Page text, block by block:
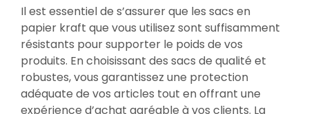
Il est essentiel de s’assurer que les sacs en
papier kraft que vous utilisez sont suffisamment
résistants pour supporter le poids de vos
produits. En choisissant des sacs de qualité et
robustes, vous garantissez une protection
adéquate de vos articles tout en offrant une
expérience d’achat agréable à vos clients. La